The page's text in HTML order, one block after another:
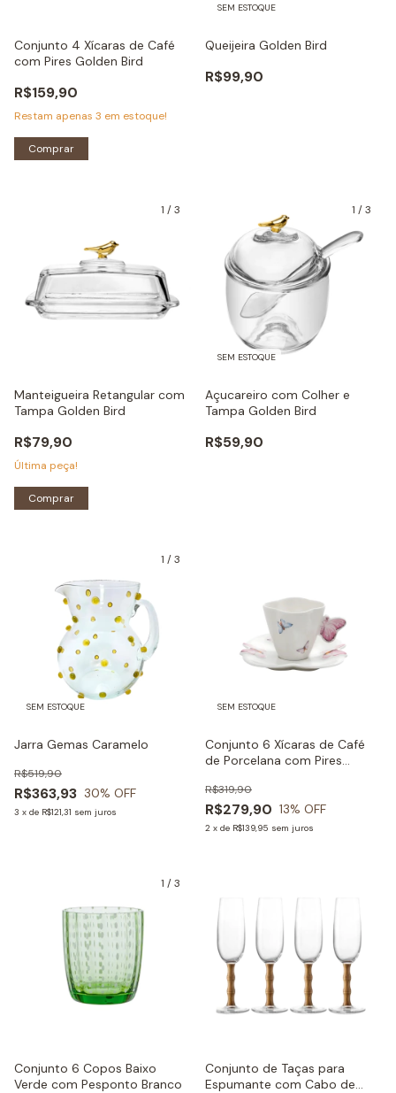
Conjunto 4 Xícaras de Café
com Pires Golden Bird
R$159,90
Restam apenas 3 em estoque!
Comprar
SEM ESTOQUE
Queijeira Golden Bird
R$99,90
1 /3
Manteigueira Retangular com
Tampa Golden Bird
R$79,90
Última peça!
Comprar
1 /3
SEM ESTOQUE
Açucareiro com Colher e
Tampa Golden Bird
R$59,90
1 /3
SEM ESTOQUE
Jarra Gemas Caramelo
R$363,93
R$519,90
30% OFF
3 x de R$121,31 sem juros
SEM ESTOQUE
Conjunto 6 Xícaras de Café
de Porcelana com Pires
R$279,90
R$319,90
13% OFF
2 x de R$139,95 sem juros
1 /3
Conjunto 6 Copos Baixo
Verde com Pesponto Branco
Conjunto de Taças para
Espumante com Cabo de